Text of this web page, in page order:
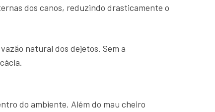
dos canos, reduzindo drasticamente o
natural dos dejetos. Sem a
do ambiente. Além do mau cheiro